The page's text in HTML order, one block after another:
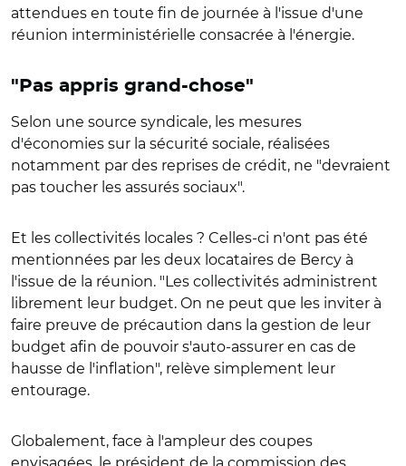
attendues en toute fin de journée à l'issue d'une
réunion interministérielle consacrée à l'énergie.
"Pas appris grand-chose"
Selon une source syndicale, les mesures
d'économies sur la sécurité sociale, réalisées
notamment par des reprises de crédit, ne "devraient
pas toucher les assurés sociaux".
Et les collectivités locales ? Celles-ci n'ont pas été
mentionnées par les deux locataires de Bercy à
l'issue de la réunion. "Les collectivités administrent
librement leur budget. On ne peut que les inviter à
faire preuve de précaution dans la gestion de leur
budget afin de pouvoir s'auto-assurer en cas de
hausse de l'inflation", relève simplement leur
entourage.
Globalement, face à l'ampleur des coupes
envisagées, le président de la commission des